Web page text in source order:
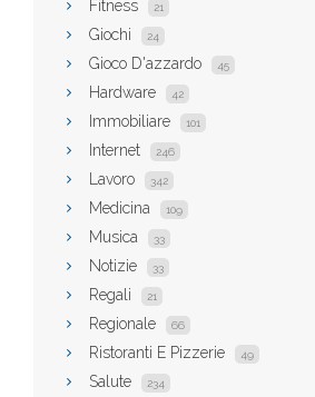
Fitness 21
Giochi 24
Gioco D'azzardo 45
Hardware 42
Immobiliare 101
Internet 246
Lavoro 342
Medicina 109
Musica 33
Notizie 33
Regali 21
Regionale 66
Ristoranti E Pizzerie 49
Salute 234